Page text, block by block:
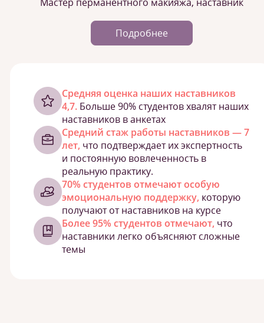
Мастер перманентного макияжа, наставник
Подробнее
Cредняя оценка наших наставников
4,7. Больше 90% студентов хвалят наших
наставников в анкетах
Средний стаж работы наставников — 7
лет, что подтверждает их экспертность
и постоянную вовлеченность в
реальную практику.
70% студентов отмечают особую
эмоциональную поддержку, которую
получают от наставников на курсе
Более 95% студентов отмечают, что
наставники легко объясняют сложные
темы